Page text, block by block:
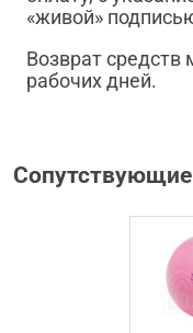
«живой»
Возврат средств
рабочих дней.